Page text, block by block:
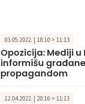
03.05.2022. | 18:10 > 11:13
Opozicija: Mediji u
informišu
propagandom
12.04.2022. | 20:16 > 11:13